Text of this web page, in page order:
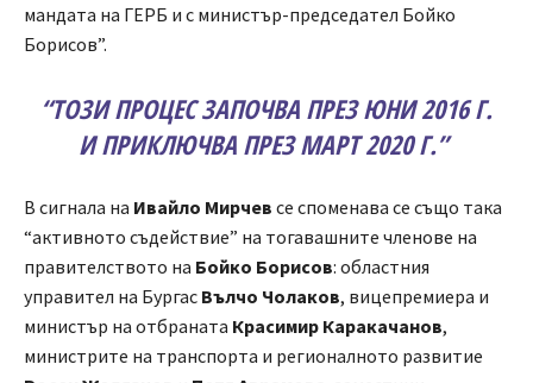
мандата на ГЕРБ и с министър-председател Бойко
Борисов”.
“ТОЗИ ПРОЦЕС ЗАПОЧВА ПРЕЗ ЮНИ 2016 Г.
И ПРИКЛЮЧВА ПРЕЗ МАРТ 2020 Г.”
В сигнала на Ивайло Мирчев се споменава се също така
“активното съдействие” на тогавашните членове на
правителството на Бойко Борисов: областния
управител на Бургас Вълчо Чолаков, вицепремиера и
министър на отбраната Красимир Каракачанов,
министрите на транспорта и регионалното развитие